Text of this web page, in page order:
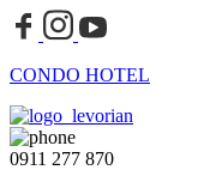
CONDO HOTEL
0911 277 870